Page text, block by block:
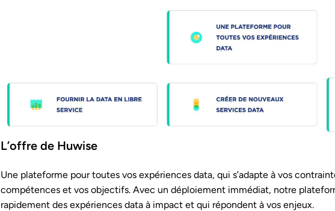
L’offre de Huwise
Une plateforme pour toutes vos expériences data, qui s’adapte à vos
compétences et vos objectifs. Avec un déploiement immédiat, notre
rapidement des expériences data à impact et qui répondent à vos enjeux.